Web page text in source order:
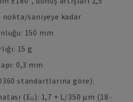
nokta/saniyeye kadar
150 mm
15 g
0,3 mm
standartlarına göre):
(E₀): 1,7 + L/350 µm (18-